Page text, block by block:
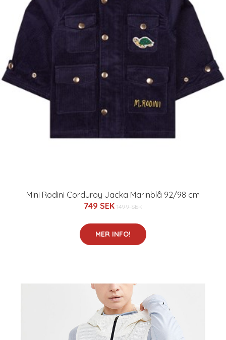
Mini Rodini Corduroy Jacka Marinblå 92/98 cm
749 SEK 1499 SEK
MER INFO!